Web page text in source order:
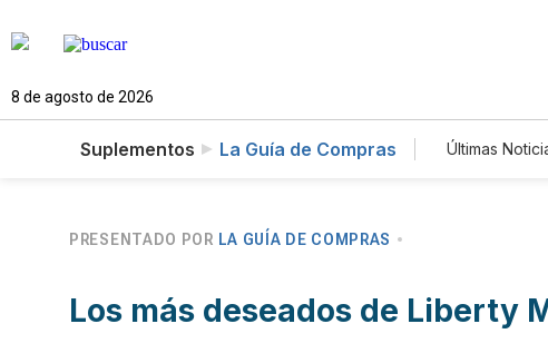
8 de agosto de 2026
Suplementos La Guía de Compras Últimas
PRESENTADO POR LA GUÍA DE COMPRAS
Los más deseados de Liberty